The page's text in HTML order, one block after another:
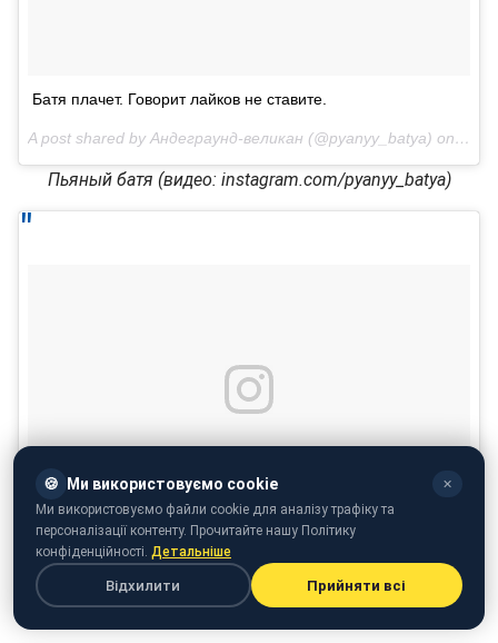
Батя плачет. Говорит лайков не ставите.
A post shared by Андеграунд-великан (@pyanyy_batya) onApr
Пьяный батя (видео: instagram.com/pyanyy_batya)
Животное.
A post shared by Андеграунд-великан (@pyanyy_batya) onApr
🍪 Ми використовуємо cookie ✕
Ми використовуємо файли cookie для аналізу трафіку та
персоналізації контенту. Прочитайте нашу Політику
конфіденційності. Детальніше
Відхилити Прийняти всі